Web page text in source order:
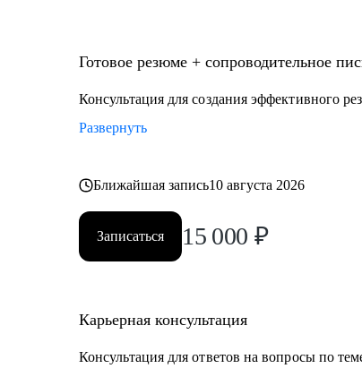
Готовое резюме + сопроводительное
Консультация для создания эффективного
Развернуть
Ближайшая запись10 августа 2026
Записаться 15 000 ₽
Карьерная консультация
Консультация для ответов на вопросы по